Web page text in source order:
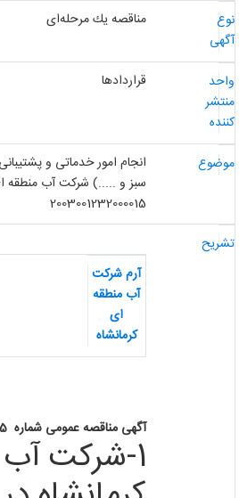
مناقصه یك مرحله‌ای
قراردادها
انجام امور خدماتی‌ و
سبز و .....) شرکت آب منطقه ای
2003001232000015
آرم شرکت
آب منطقه
ای
کرمانشاه
آگهی مناقصهعمومیشماره 2003001232000015
1-شرکت آب